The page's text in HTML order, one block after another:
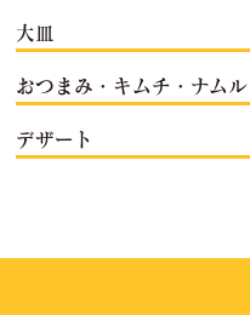
大皿
おつまみ・キムチ・ナムル
デザート